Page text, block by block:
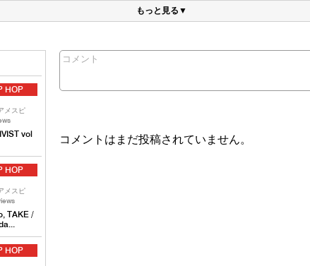
もっと見る▼
HOP
メスピ
vol
HOP
メスピ
TAKE /
HOP
コメント
コメントはまだ投稿されていません。